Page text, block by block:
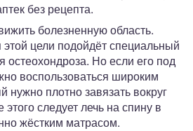
без рецепта.
болезненную область.
цели подойдёт специальный
остеохондроза. Но если его под
воспользоваться широким
плотно завязать вокруг
следует лечь на спину в
жёстким матрасом.